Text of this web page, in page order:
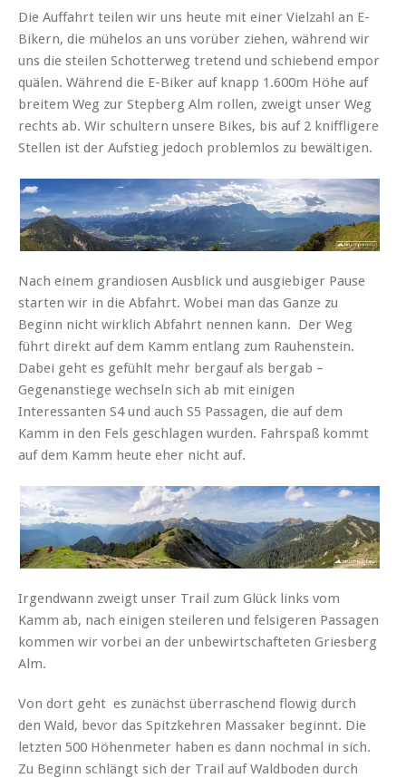
Die Auffahrt teilen wir uns heute mit einer Vielzahl an E-
Bikern, die mühelos an uns vorüber ziehen, während wir
uns die steilen Schotterweg tretend und schiebend empor
quälen. Während die E-Biker auf knapp 1.600m Höhe auf
breitem Weg zur Stepberg Alm rollen, zweigt unser Weg
rechts ab. Wir schultern unsere Bikes, bis auf 2 kniffligere
Stellen ist der Aufstieg jedoch problemlos zu bewältigen.
Nach einem grandiosen Ausblick und ausgiebiger Pause
starten wir in die Abfahrt. Wobei man das Ganze zu
Beginn nicht wirklich Abfahrt nennen kann. Der Weg
führt direkt auf dem Kamm entlang zum Rauhenstein.
Dabei geht es gefühlt mehr bergauf als bergab –
Gegenanstiege wechseln sich ab mit einigen
Interessanten S4 und auch S5 Passagen, die auf dem
Kamm in den Fels geschlagen wurden. Fahrspaß kommt
auf dem Kamm heute eher nicht auf.
Irgendwann zweigt unser Trail zum Glück links vom
Kamm ab, nach einigen steileren und felsigeren Passagen
kommen wir vorbei an der unbewirtschafteten Griesberg
Alm.
Von dort geht es zunächst überraschend flowig durch
den Wald, bevor das Spitzkehren Massaker beginnt. Die
letzten 500 Höhenmeter haben es dann nochmal in sich.
Zu Beginn schlängt sich der Trail auf Waldboden durch